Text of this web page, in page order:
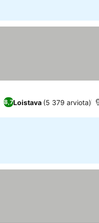
8,7Loistava (5 379 arviota)